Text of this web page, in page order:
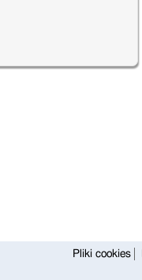
Pliki cookies